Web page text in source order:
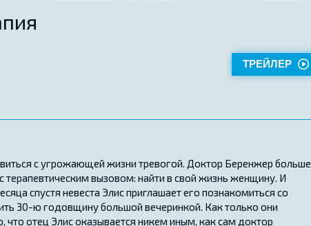
ТРЕЙЛЕР
с угрожающей жизни тревогой. Доктор Беренжер больше
терапевтическим вызовом: найти в свой жизнь женщину. И
спустя невеста Элис приглашает его познакомиться со
30-ю годовщину большой вечеринкой. Как только они
что отец Элис оказывается никем иным, как сам доктор